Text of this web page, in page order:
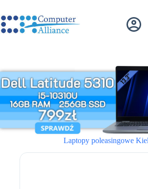
treści
Laptopy poleasingowe